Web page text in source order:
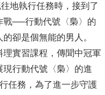
地執行任務時，接到了
戰──行動代號〈梟〉的
卻是個無能的男人。
實習課程，傳聞中冠軍
行動代號〈梟〉的進
任務，為了進一步守護